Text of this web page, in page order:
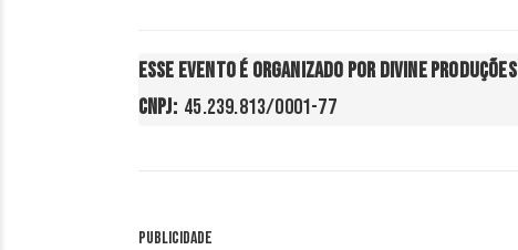
Esse evento é organizado por Divine Produções
CNPJ: 45.239.813/0001-77
Publicidade